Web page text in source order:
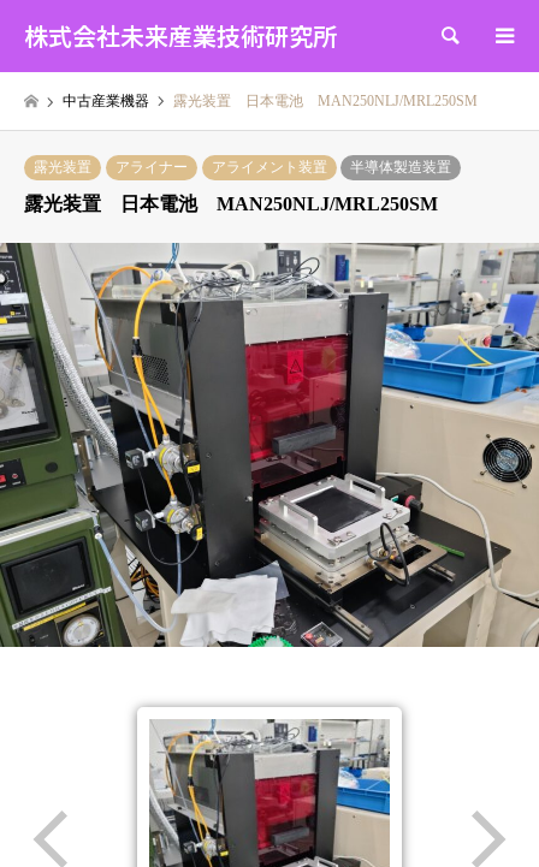
株式会社未来産業技術研究所 検索
中古産業機器 露光装置 日本電池 MAN250NLJ/MRL250SM
露光装置 アライナー アライメント装置 半導体製造装置
露光装置 日本電池 MAN250NLJ/MRL250SM